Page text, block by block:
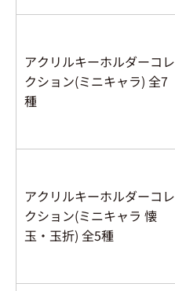
アクリルキーホルダーコレ
クション(ミニキャラ) 全7
種
アクリルキーホルダーコレ
クション(ミニキャラ 懐
玉・玉折) 全5種